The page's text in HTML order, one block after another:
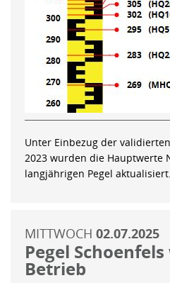
Unter Einbezug der
2023 wurden die Hauptwerte
langjährigen Pegel aktualisiert.
MITTWOCH 02.07.2025
Pegel
Betrieb